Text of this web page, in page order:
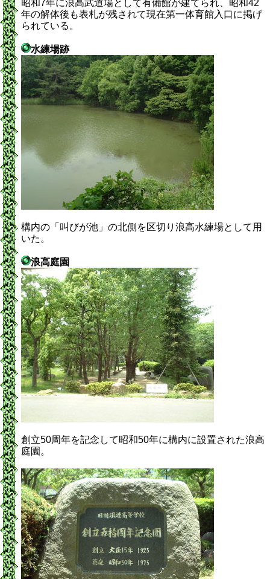
昭和7年に浪高武道場として有備館が建てられ、昭和42
年の解体後も表札が残されて現在第一体育館入口に掲げ
られている。
水練場跡
構内の「叫びが池」の北側を区切り浪高水練場として用
いた。
浪高庭園
創立50周年を記念して昭和50年に構内に設置された浪高
庭園。